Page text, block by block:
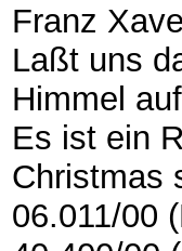
Franz
Laßt uns
Himmel
Es ist ein
Christmas
06.011/00